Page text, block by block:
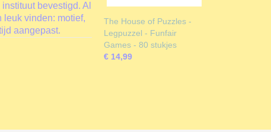
bevestigd. Al
leuk vinden: motief,
aangepast.
The House of Puzzles -
Legpuzzel - Funfair
Games - 80 stukjes
€ 14,99